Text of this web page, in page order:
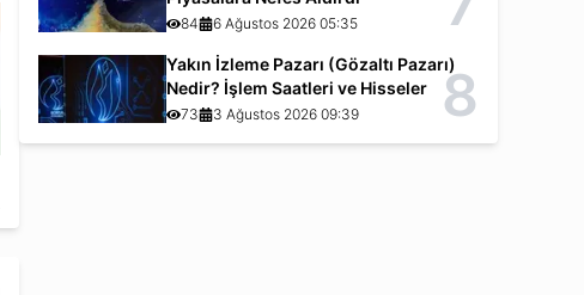
84 6 Ağustos 2026 05:35
Yakın İzleme Pazarı (Gözaltı Pazarı)
Nedir? İşlem Saatleri ve Hisseler
73 3 Ağustos 2026 09:39 8